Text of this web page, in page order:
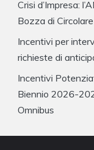
Crisi d’Impresa:
Bozza di
Incentivi per
richieste di
Incentivi
Biennio 2026-
Omnibus